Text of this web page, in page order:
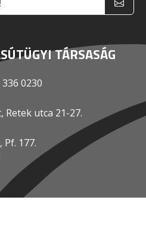
TÁRSASÁG
0230
Retek utca 21-27.
Pf. 177.